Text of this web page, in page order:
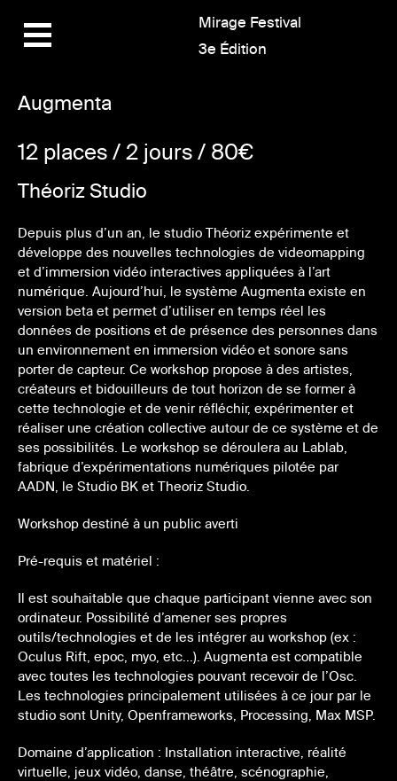
Mirage Festival
3e Édition
Augmenta
12 places / 2 jours / 80€
Théoriz Studio
Depuis plus d’un an, le studio Théoriz expérimente et
développe des nouvelles technologies de videomapping
et d’immersion vidéo interactives appliquées à l’art
numérique. Aujourd’hui, le système Augmenta existe en
version beta et permet d’utiliser en temps réel les
données de positions et de présence des personnes dans
un environnement en immersion vidéo et sonore sans
porter de capteur. Ce workshop propose à des artistes,
créateurs et bidouilleurs de tout horizon de se former à
cette technologie et de venir réfléchir, expérimenter et
réaliser une création collective autour de ce système et de
ses possibilités. Le workshop se déroulera au Lablab,
fabrique d’expérimentations numériques pilotée par
AADN, le Studio BK et Theoriz Studio.
Workshop destiné à un public averti
Pré-requis et matériel :
Il est souhaitable que chaque participant vienne avec son
ordinateur. Possibilité d’amener ses propres
outils/technologies et de les intégrer au workshop (ex :
Oculus Rift, epoc, myo, etc…). Augmenta est compatible
avec toutes les technologies pouvant recevoir de l’Osc.
Les technologies principalement utilisées à ce jour par le
studio sont Unity, Openframeworks, Processing, Max MSP.
Domaine d’application : Installation interactive, réalité
virtuelle, jeux vidéo, danse, théâtre, scénographie,